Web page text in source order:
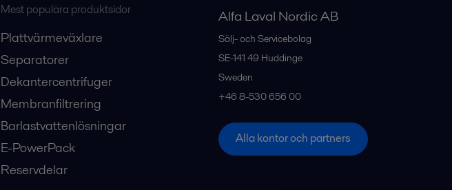
Mest populära produktsidor
Plattvärmeväxlare
Separatorer
Dekantercentrifuger
Membranfiltrering
Barlastvattenlösningar
E-PowerPack
Reservdelar
Alfa Laval Nordic AB
Sälj- och Servicebolag
SE-141 49 Huddinge
Sweden
+46 8-530 656 00
Alla kontor och partners